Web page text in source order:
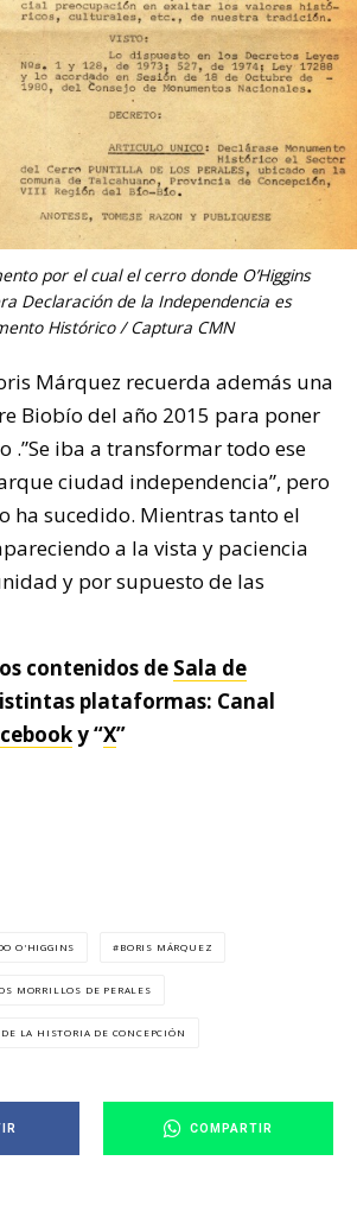
por el cual el cerro donde O’Higgins
Declaración de la Independencia es
Histórico / Captura CMN
Márquez recuerda además una
Biobío del año 2015 para poner
.”Se iba a transformar todo ese
ciudad independencia”, pero
ha sucedido. Mientras tanto el
a la vista y paciencia
y por supuesto de las
contenidos de Sala de
plataformas: Canal
y “X”
O'HIGGINS BORIS MÁRQUEZ
MORRILLOS DE PERALES
DE LA HISTORIA DE CONCEPCIÓN
COMPARTIR